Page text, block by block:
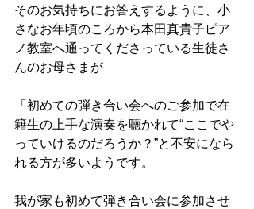
そのお気持ちにお答えするように、小
さなお年頃のころから本田真貴子ピア
ノ教室へ通ってくださっている生徒さ
んのお母さまが
「初めての弾き合い会へのご参加で在
籍生の上手な演奏を聴かれて“ここでや
っていけるのだろうか？”と不安になら
れる方が多いようです。
我が家も初めて弾き合い会に参加させ